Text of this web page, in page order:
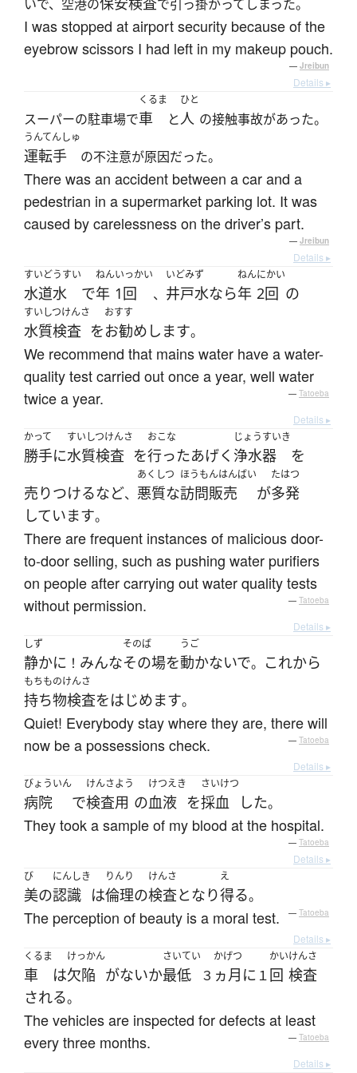
いで、空港の で引っ掛かってしまった。
I was stopped at airport security because of the
eyebrow scissors I had left in my makeup pouch.
— Jreibun
Details ▸
スーパーの駐車場で
くるま
車 と
ひと
人 の接触事故があった。
うんてんしゅ
運転手 の不注意が原因だった。
There was an accident between a car and a
pedestrian in a supermarket parking lot. It was
caused by carelessness on the driver’s part.
— Jreibun
Details ▸
すいどうすい
水道水 で
ねん
年
いっかい
1回 、
いどみず
井戸水なら
ねん
年
にかい
2回 の
すいしつけんさ
水質検査 を
おすす
お勧め します。
We recommend that mains water have a water-
quality test carried out once a year, well water
twice a year.
— Tatoeba
Details ▸
かって
勝手に
すいしつけんさ
水質検査 を
おこな
行ったあげく
じょうすいき
浄水器
を
売りつけるなど、
あくしつ
悪質な
ほうもんはんばい
訪問販売 が
たはつ
多発
しています。
There are frequent instances of malicious door-
to-door selling, such as pushing water purifiers
on people after carrying out water quality tests
without permission.
— Tatoeba
Details ▸
しず
静かに ！ みんな
そのば
その場を
うご
動かないで。 これから
もちものけんさ
持ち物検査をはじめます。
Quiet! Everybody stay where they are, there will
now be a possessions check.
— Tatoeba
Details ▸
びょういん
病院 で
けんさ
検査
よう
用 の
けつえき
血液 を
さいけつ
採血 した。
They took a sample of my blood at the hospital.
— Tatoeba
Details ▸
び
美の
にんしき
認識 は
りんり
倫理の
けんさ
検査となり
え
得る。
The perception of beauty is a moral test. — Tatoeba
Details ▸
くるま
車 は
けっかん
欠陥 がないか
さいてい
最低 ３
かげつ
ヵ月 に １
かい
回
けんさ
検査
される。
The vehicles are inspected for defects at least
every three months.
— Tatoeba
Details ▸